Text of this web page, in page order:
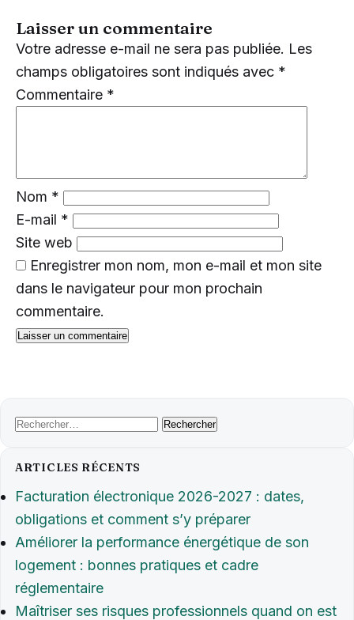
Laisser un commentaire
Votre adresse e-mail ne sera pas publiée. Les
champs obligatoires sont indiqués avec *
Commentaire *
Nom *
E-mail *
Site web
Enregistrer mon nom, mon e-mail et mon site
dans le navigateur pour mon prochain
commentaire.
Rechercher :
ARTICLES RÉCENTS
Facturation électronique 2026-2027 : dates,
obligations et comment s’y préparer
Améliorer la performance énergétique de son
logement : bonnes pratiques et cadre
réglementaire
Maîtriser ses risques professionnels quand on est